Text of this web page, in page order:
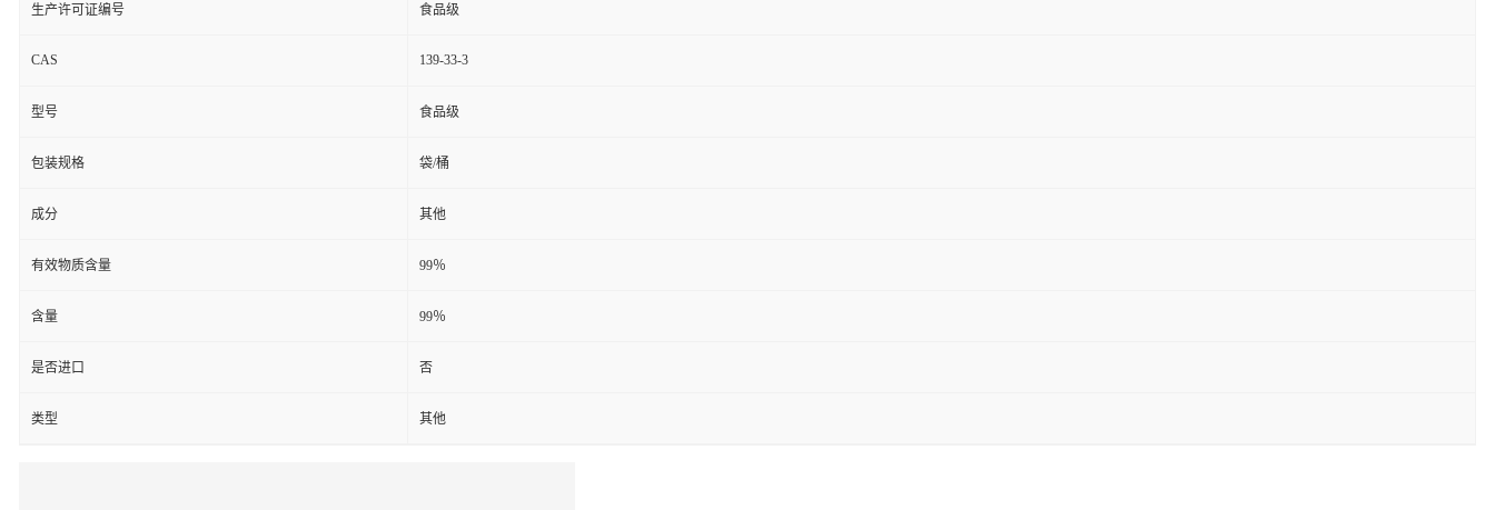
生产许可证编号 食品级
CAS 139-33-3
型号 食品级
包装规格 袋/桶
成分 其他
有效物质含量 99％
含量 99％
是否进口 否
类型 其他